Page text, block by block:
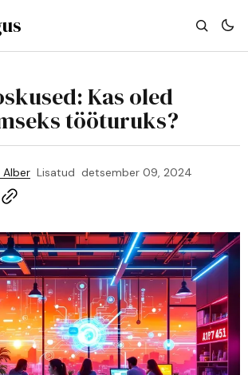
Kas oled
tööturuks?
Alber Lisatud detsember 09, 2024